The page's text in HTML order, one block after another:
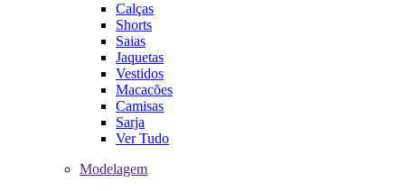
Calças
Shorts
Saias
Jaquetas
Vestidos
Macacões
Camisas
Sarja
Ver Tudo
Modelagem